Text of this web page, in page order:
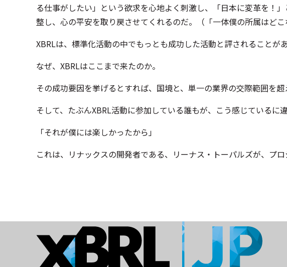
る仕事がしたい」という欲求を心地よく刺激し、「日本に変革を！
整し、心の平安を取り戻させてくれるのだ。（「一体僕の所属はど
XBRLは、標準化活動の中でもっとも成功した活動と評されることがあ
なぜ、XBRLはここまで来たのか。
その成功要因を挙げるとすれば、国境と、単一の業界の交際範囲を
そして、たぶんXBRL活動に参加している誰もが、こう感じているに違
「それが僕には楽しかったから」
これは、リナックスの開発者である、リーナス・トーパルズが、プ